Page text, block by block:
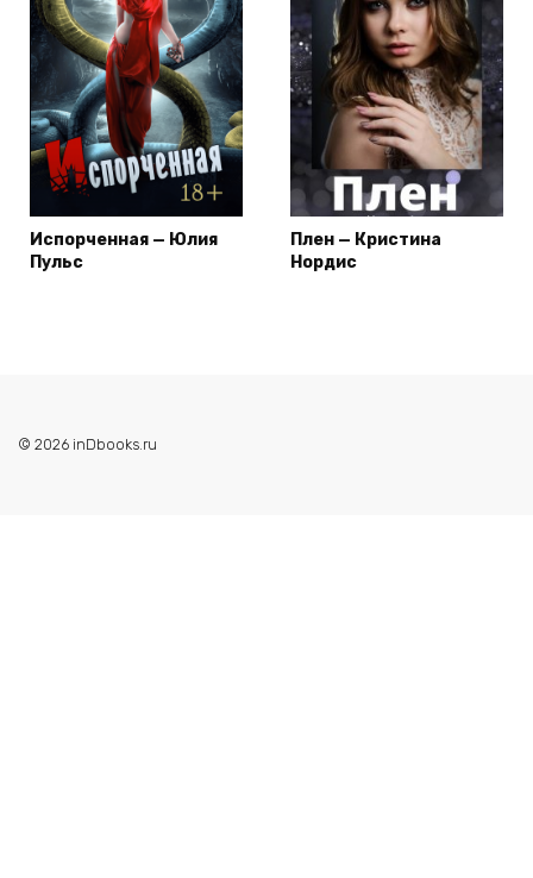
Испорченная — Юлия
Пульс
Плен — Кристина
Нордис
© 2026 inDbooks.ru